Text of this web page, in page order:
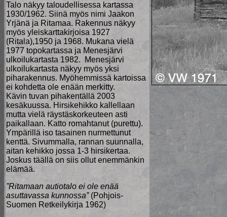
Talo näkyy taloudellisessa kartassa
1930/1962. Siinä myös nimi Jaakon
Yrjänä ja Ritamaa. Rakennus näkyy
myös yleiskarttakirjoisa 1927
(Ritala),1950 ja 1968. Mukana vielä
1977 topokartassa ja Menesjärvi
ulkoilukartasta 1982. Menesjärvi
ulkoilukartasta näkyy myös yksi
piharakennus. Myöhemmissä kartoissa
ei kohdetta ole enään merkitty.
Kävin tuvan pihakentällä 2003
kesäkuussa. Hirsikehikko kallellaan
mutta vielä räystäskorkeuteen asti
paikallaan. Katto romahtanut (purettu).
Ympärillä iso tasainen nurmettunut
kenttä. Sivummalla, rannan suunnalla,
aitan kehikko jossa 1-3 hirsikertaa.
Joskus täällä on siis ollut enemmänkin
elämää.
”Ritamaan autiotalo ei ole enää
asuttavassa kunnossa”(Pohjois-
Suomen Retkeilykirja 1962)